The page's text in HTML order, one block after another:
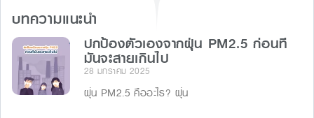
o
k
er
บทความแนะนำ
ปกป้องตัวเองจากฝุ่น PM2.5 ก่อนที่
มันจะสายเกินไป
28 มกราคม 2025
ฝุ่น PM2.5 คืออะไร? ฝุ่น